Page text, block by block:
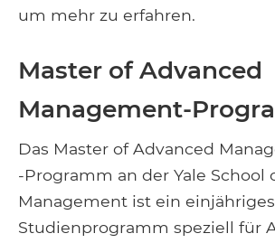
um mehr zu erfahren.
Master of Advanced
Management-
Das Master of Advanced
-Programm an der Yale School
Management ist ein einjähriges
Studienprogramm speziell für